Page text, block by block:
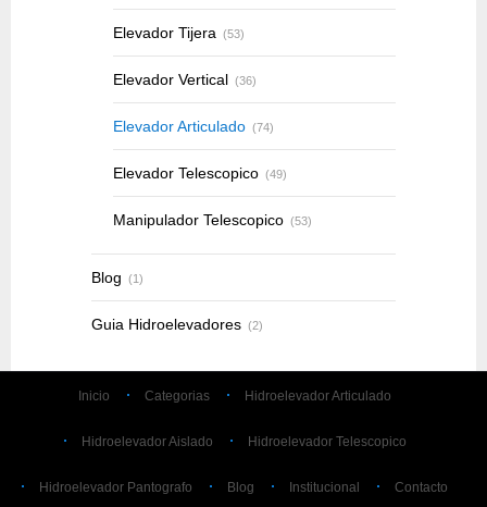
Elevador Tijera (53)
Elevador Vertical (36)
Elevador Articulado (74)
Elevador Telescopico (49)
Manipulador Telescopico (53)
Blog (1)
Guia Hidroelevadores (2)
Inicio Categorias Hidroelevador Articulado
Hidroelevador Aislado Hidroelevador Telescopico
Hidroelevador Pantografo Blog Institucional Contacto